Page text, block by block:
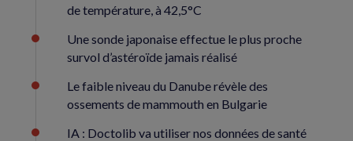
de température, à 42,5°C
Une sonde japonaise effectue le plus proche
survol d’astéroïde jamais réalisé
Le faible niveau du Danube révèle des
ossements de mammouth en Bulgarie
IA : Doctolib va utiliser nos données de santé